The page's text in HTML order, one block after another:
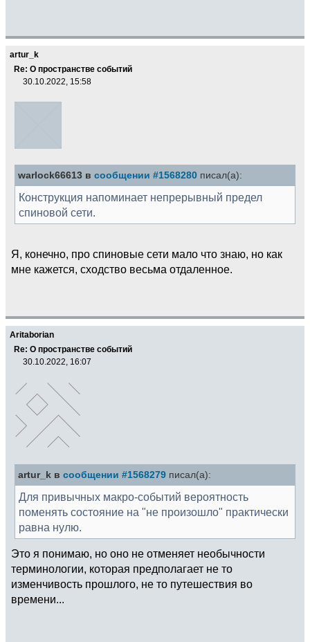
artur_k
Re: О пространстве событий
30.10.2022, 15:58
warlock66613 в сообщении #1568280 писал(а):
Конструкция напоминает непрерывный предел
спиновой сети.
Я, конечно, про спиновые сети мало что знаю, но как
мне кажется, сходство весьма отдаленное.
Aritaborian
Re: О пространстве событий
30.10.2022, 16:07
artur_k в сообщении #1568279 писал(а):
Для привычных макро-событий вероятность
поменять состояние на "не произошло" практически
равна нулю.
Это я понимаю, но оно не отменяет необычности
терминологии, которая предполагает не то
изменчивость прошлого, не то путешествия во
времени...